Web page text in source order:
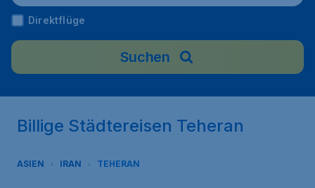
meini), Iran
Direktflüge
Suchen
Billige Städtereisen Teheran
ASIEN IRAN TEHERAN